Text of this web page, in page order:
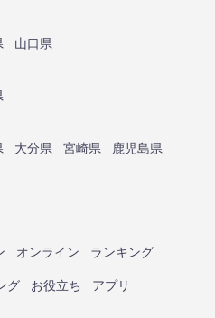
山口県
大分県 宮崎県
鹿児島県
オンライン ランキング
グ お役立ち アプリ